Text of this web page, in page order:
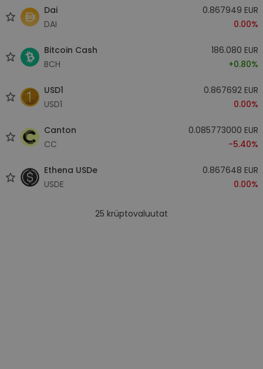
Dai
DAI
0.867949 EUR
0.00%
Bitcoin Cash
BCH
186.080 EUR
+0.80%
USD1
USD1
0.867692 EUR
0.00%
Canton
CC
0.085773000 EUR
-5.40%
Ethena USDe
USDE
0.867648 EUR
0.00%
25 krüptovaluutat